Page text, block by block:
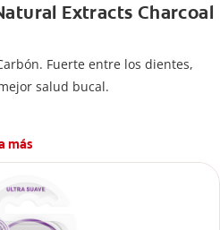
Extracts Charcoal
Fuerte entre los dientes,
salud bucal.
más